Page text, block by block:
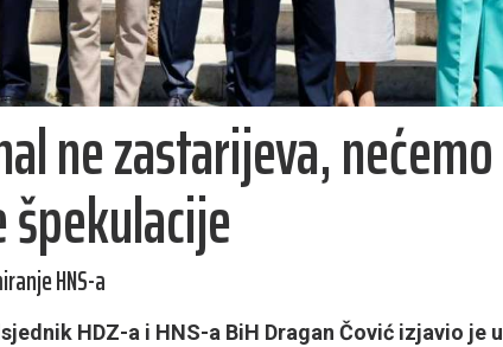
ne zastarijeva, nećemo
HNS-a
HDZ-a i HNS-a BiH Dragan Čović izjavio je u